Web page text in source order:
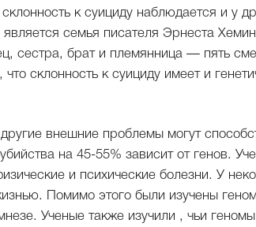
к суициду наблюдается и у
семья писателя Эрнеста
сестра, брат и племянница — пять
склонность к суициду имеет и
внешние проблемы могут
на 45-55% зависит от генов.
и психические болезни. У
Помимо этого были изучены
Ученые также изучили , чьи геномы